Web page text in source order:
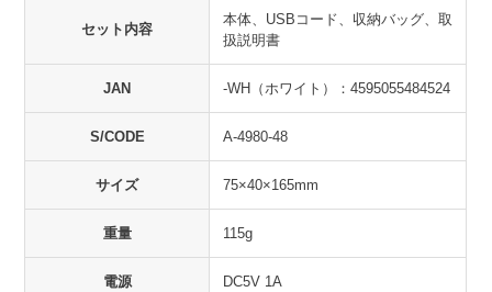
セット内容
本体、USBコード、収納バッグ、取
扱説明書
JAN -WH（ホワイト）：4595055484524
S/CODE A-4980-48
サイズ 75×40×165mm
重量 115g
電源 DC5V 1A